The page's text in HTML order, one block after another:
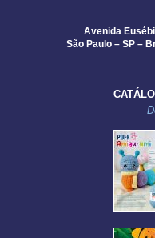
Avenida
São Paulo – SP –